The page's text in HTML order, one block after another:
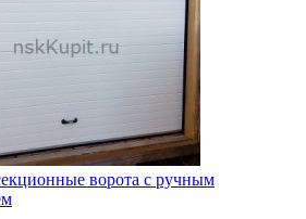
ворота с ручным